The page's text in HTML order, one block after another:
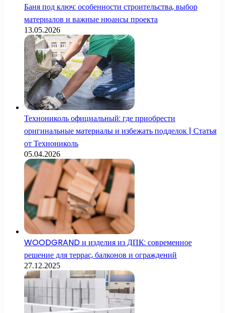
Баня под ключ: особенности строительства, выбор
материалов и важные нюансы проекта
13.05.2026
Технониколь официальный: где приобрести
оригинальные материалы и избежать подделок | Статья
от Технониколь
05.04.2026
WOODGRAND и изделия из ДПК: современное
решение для террас, балконов и ограждений
27.12.2025